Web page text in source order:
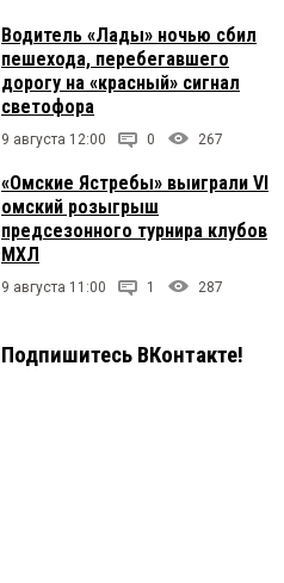
Водитель «Лады» ночью сбил
пешехода, перебегавшего
дорогу на «красный» сигнал
светофора
9 августа 12:00 0 267
«Омские Ястребы» выиграли VI
омский розыгрыш
предсезонного турнира клубов
МХЛ
9 августа 11:00 1 287
Подпишитесь ВКонтакте!